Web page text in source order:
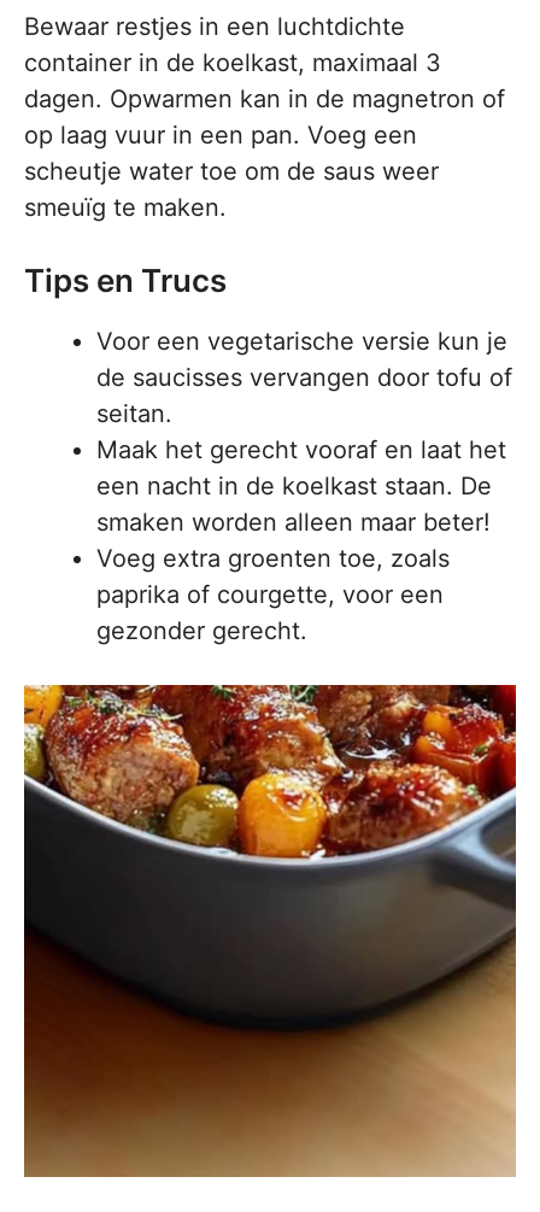
Bewaar restjes in een luchtdichte
container in de koelkast, maximaal 3
dagen. Opwarmen kan in de magnetron of
op laag vuur in een pan. Voeg een
scheutje water toe om de saus weer
smeuïg te maken.
Tips en Trucs
Voor een vegetarische versie kun je
de saucisses vervangen door tofu of
seitan.
Maak het gerecht vooraf en laat het
een nacht in de koelkast staan. De
smaken worden alleen maar beter!
Voeg extra groenten toe, zoals
paprika of courgette, voor een
gezonder gerecht.